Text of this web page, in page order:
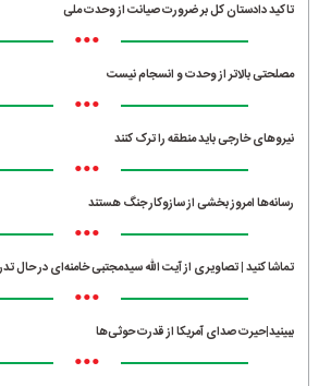
تاکید دادستان کل بر ضرورت صیانت از وحدت ملی
•••
مصلحتی بالاتر از وحدت و انسجام نیست
•••
نیروهای خارجی باید منطقه را ترک کنند
•••
رسانه‌ها امروز بخشی از سازوکار جنگ هستند
•••
تماشا کنید | تصاویری از آیت الله سیدمجتبی خامنه‌ای در حال
•••
ببینید|حیرت صدای آمریکا از قدرت حوثی‌ها
•••